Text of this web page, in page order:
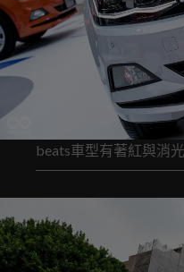
beats車型有著紅與消